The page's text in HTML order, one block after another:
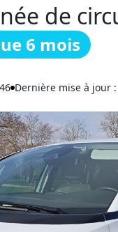
de
6 mois
Dernière mise à jour